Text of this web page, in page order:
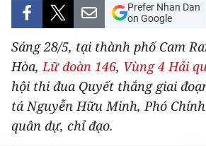
VĂN HÓA
XÃ HỘI
PHÁP LUẬT
DU LỊCH
Prefer Nhan Dan
on Google
Sáng 28/5, tại thành phố Cam
Hòa,Lữ đoàn 146, Vùng 4 Hải
hội thi đua Quyết thắng giai
tá Nguyễn Hữu Minh, Phó
quân dự, chỉ đạo.